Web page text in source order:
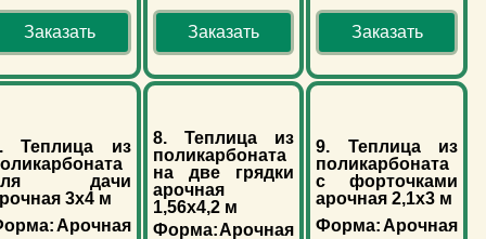
Заказать Заказать Заказать
Теплица из
дачи
3х4 м
Арочная
8. Теплица из
поликарбоната
на две грядки
арочная
1,56х4,2 м
Форма:Арочная
9. Теплица из
поликарбоната
с форточками
арочная 2,1х3 м
Форма:Арочная